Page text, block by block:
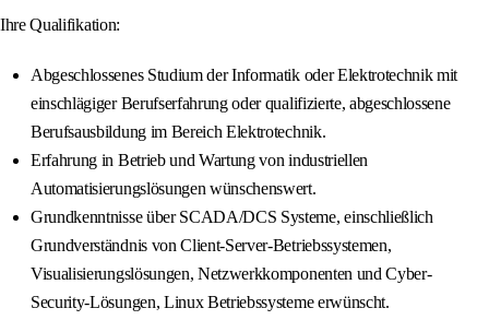
Ihre Qualifikation:
Abgeschlossenes Studium der Informatik oder Elektrotechnik mit
einschlägiger Berufserfahrung oder qualifizierte, abgeschlossene
Berufsausbildung im Bereich Elektrotechnik.
Erfahrung in Betrieb und Wartung von industriellen
Automatisierungslösungen wünschenswert.
Grundkenntnisse über SCADA/DCS Systeme, einschließlich
Grundverständnis von Client-Server-Betriebssystemen,
Visualisierungslösungen, Netzwerkkomponenten und Cyber-
Security-Lösungen, Linux Betriebssysteme erwünscht.